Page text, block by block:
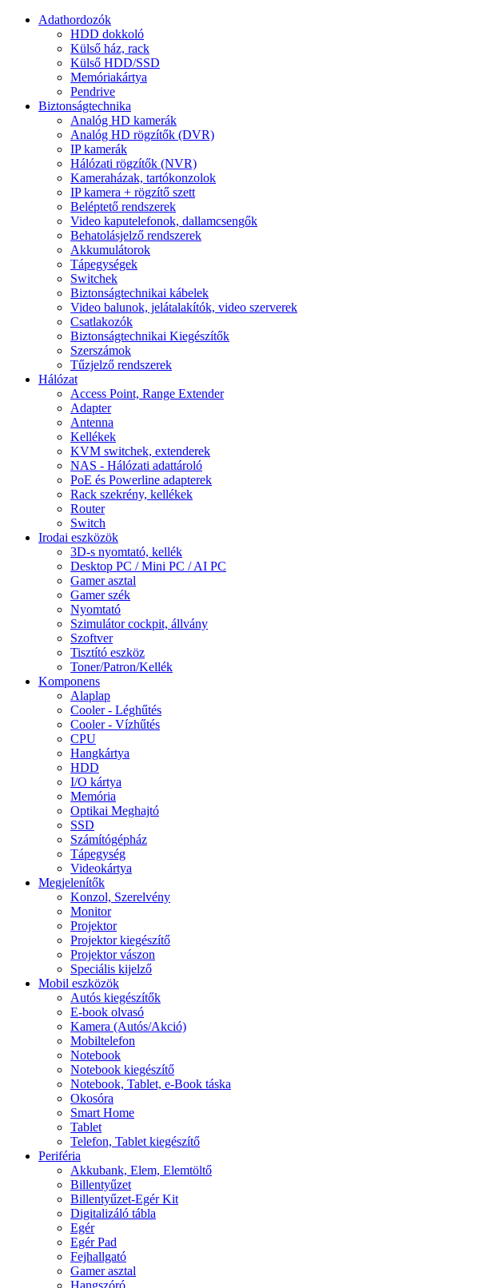
Adathordozók
HDD dokkoló
Külső ház, rack
Külső HDD/SSD
Memóriakártya
Pendrive
Biztonságtechnika
Analóg HD kamerák
Analóg HD rögzítők (DVR)
IP kamerák
Hálózati rögzítők (NVR)
Kameraházak, tartókonzolok
IP kamera + rögzítő szett
Beléptető rendszerek
Video kaputelefonok, dallamcsengők
Behatolásjelző rendszerek
Akkumulátorok
Tápegységek
Switchek
Biztonságtechnikai kábelek
Video balunok, jelátalakítók, video szerverek
Csatlakozók
Biztonságtechnikai Kiegészítők
Szerszámok
Tűzjelző rendszerek
Hálózat
Access Point, Range Extender
Adapter
Antenna
Kellékek
KVM switchek, extenderek
NAS - Hálózati adattároló
PoE és Powerline adapterek
Rack szekrény, kellékek
Router
Switch
Irodai eszközök
3D-s nyomtató, kellék
Desktop PC / Mini PC / AI PC
Gamer asztal
Gamer szék
Nyomtató
Szimulátor cockpit, állvány
Szoftver
Tisztító eszköz
Toner/Patron/Kellék
Komponens
Alaplap
Cooler - Léghűtés
Cooler - Vízhűtés
CPU
Hangkártya
HDD
I/O kártya
Memória
Optikai Meghajtó
SSD
Számítógépház
Tápegység
Videokártya
Megjelenítők
Konzol, Szerelvény
Monitor
Projektor
Projektor kiegészítő
Projektor vászon
Speciális kijelző
Mobil eszközök
Autós kiegészítők
E-book olvasó
Kamera (Autós/Akció)
Mobiltelefon
Notebook
Notebook kiegészítő
Notebook, Tablet, e-Book táska
Okosóra
Smart Home
Tablet
Telefon, Tablet kiegészítő
Periféria
Akkubank, Elem, Elemtöltő
Billentyűzet
Billentyűzet-Egér Kit
Digitalizáló tábla
Egér
Egér Pad
Fejhallgató
Gamer asztal
Hangszóró